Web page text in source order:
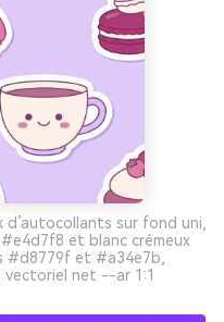
sur fond uni,
et blanc crémeux
et #a34e7b,
vectoriel net --ar 1:1